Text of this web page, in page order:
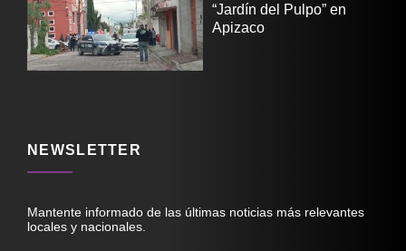
“Jardín del Pulpo” en
Apizaco
NEWSLETTER
Mantente informado de las últimas noticias más relevantes
locales y nacionales.